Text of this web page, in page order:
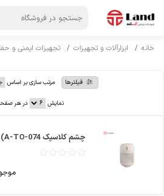
خانه ابزارآلات و تجهیزات تجهیزات ایمنی و
فیلترها مرتب سازی بر اساس
نمایش در هر
چشم کلاسیک Alpha +V2 (A-TO-074)